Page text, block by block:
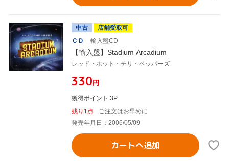
中古
店舗受取可
ＣＤ
輸入盤CD
【輸入盤】Stadium Arcadium
レッド・ホット・チリ・ペッパーズ
¥330円
獲得ポイント 3P
残り1点
ご注文はお早めに
発売年月日：2006/05/09
カートへ追加